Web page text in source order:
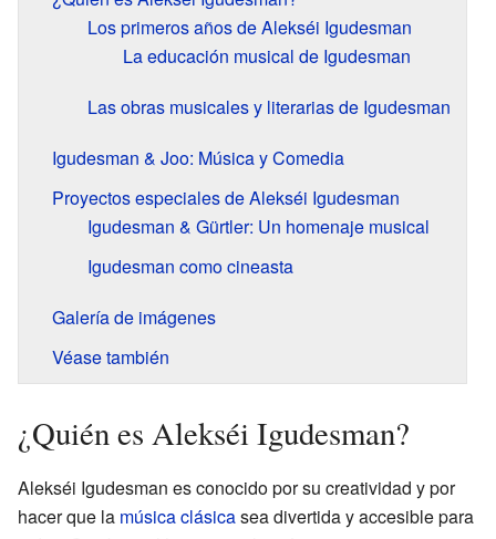
Los primeros años de Alekséi Igudesman
La educación musical de Igudesman
Las obras musicales y literarias de Igudesman
Igudesman & Joo: Música y Comedia
Proyectos especiales de Alekséi Igudesman
Igudesman & Gürtler: Un homenaje musical
Igudesman como cineasta
Galería de imágenes
Véase también
¿Quién es Alekséi Igudesman?
Alekséi Igudesman es conocido por su creatividad y por
hacer que la música clásicasea divertida y accesible para